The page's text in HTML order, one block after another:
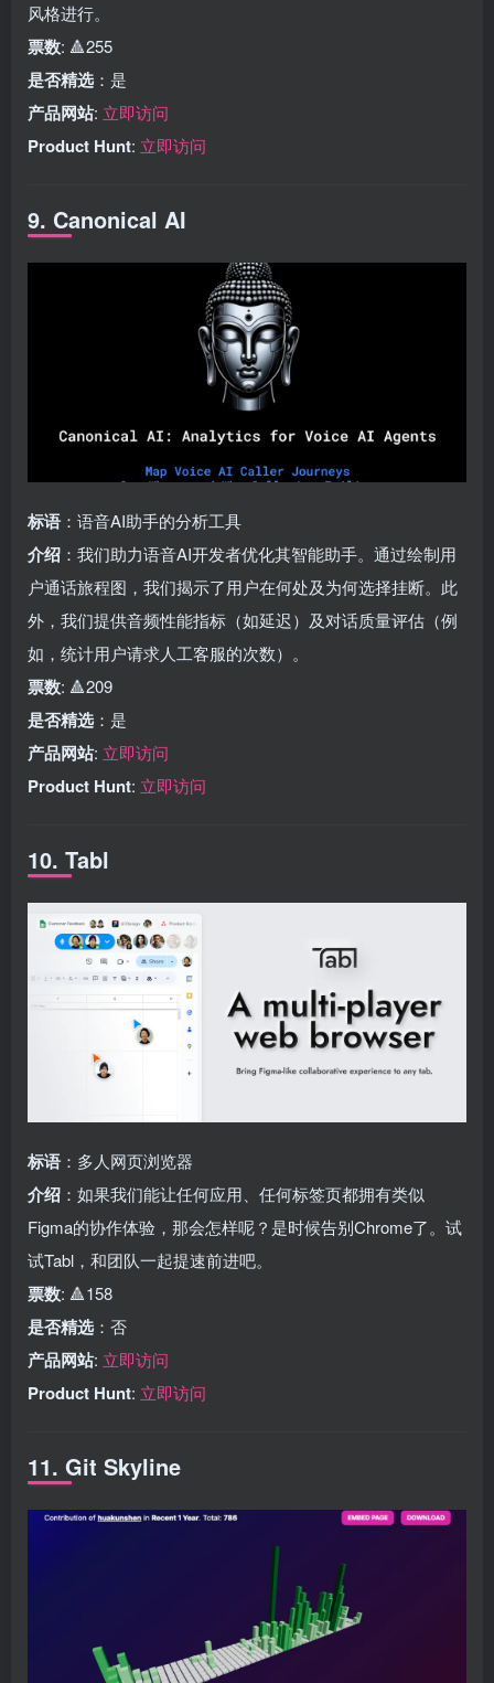
风格进行。
票数: 🔺255
是否精选 ：是
产品网站: 立即访问
Product Hunt: 立即访问
9. Canonical AI
标语 ：语音AI助手的分析工具
介绍 ：我们助力语音AI开发者优化其智能助手。通过绘制用
户通话旅程图，我们揭示了用户在何处及为何选择挂断。此
外，我们提供音频性能指标（如延迟）及对话质量评估（例
如，统计用户请求人工客服的次数）。
票数: 🔺209
是否精选 ：是
产品网站: 立即访问
Product Hunt: 立即访问
10. Tabl
标语 ：多人网页浏览器
介绍 ：如果我们能让任何应用、任何标签页都拥有类似
Figma的协作体验，那会怎样呢？是时候告别Chrome了。试
试Tabl，和团队一起提速前进吧。
票数: 🔺158
是否精选 ：否
产品网站: 立即访问
Product Hunt: 立即访问
11. Git Skyline